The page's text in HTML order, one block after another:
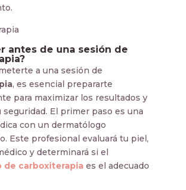
antes de una sesión de
a una sesión de
, es esencial prepararte
para maximizar los resultados y
El primer paso es una
con un dermatólogo
Este profesional evaluará tu piel,
y determinará si el
de carboxiterapiaes el adecuado